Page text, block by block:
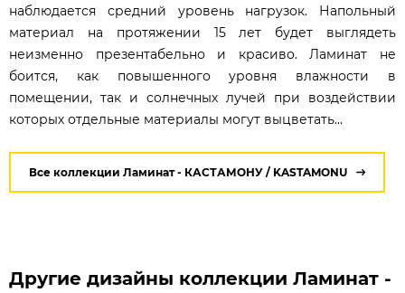
наблюдается средний уровень нагрузок. Напольный
материал на протяжении 15 лет будет выглядеть
неизменно презентабельно и красиво. Ламинат не
боится, как повышенного уровня влажности в
помещении, так и солнечных лучей при воздействии
которых отдельные материалы могут выцветать...
Все коллекции Ламинат - КАСТАМОНУ / KASTAMONU
Другие дизайны коллекции Ламинат -